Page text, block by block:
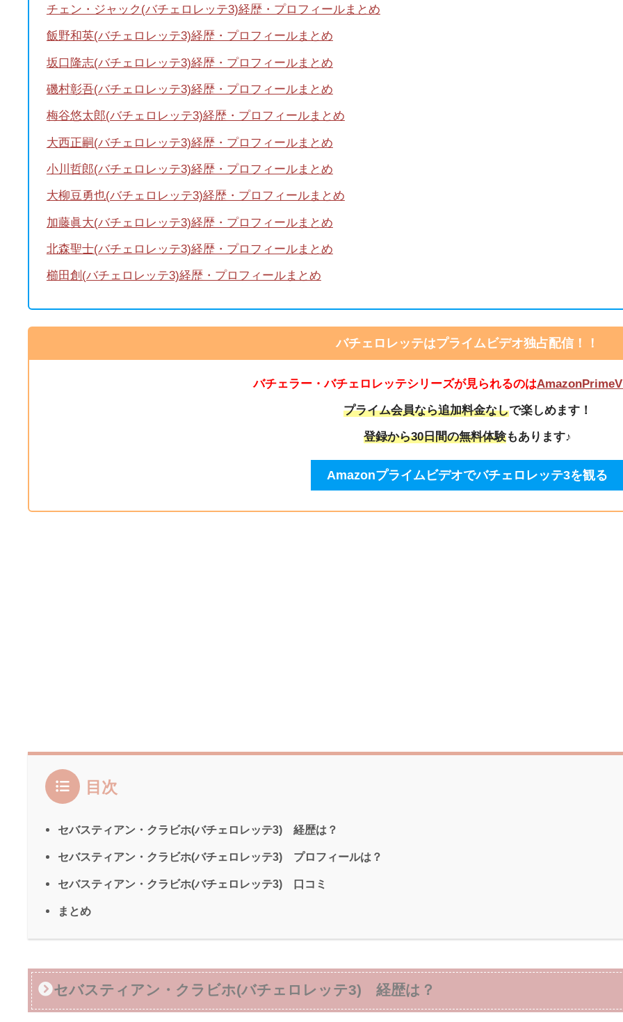
チェン・ジャック(バチェロレッテ3)経歴・プロフィールまとめ
飯野和英(バチェロレッテ3)経歴・プロフィールまとめ
坂口隆志(バチェロレッテ3)経歴・プロフィールまとめ
磯村彰吾(バチェロレッテ3)経歴・プロフィールまとめ
梅谷悠太郎(バチェロレッテ3)経歴・プロフィールまとめ
大西正嗣(バチェロレッテ3)経歴・プロフィールまとめ
小川哲郎(バチェロレッテ3)経歴・プロフィールまとめ
大柳豆勇也(バチェロレッテ3)経歴・プロフィールまとめ
加藤眞大(バチェロレッテ3)経歴・プロフィールまとめ
北森聖士(バチェロレッテ3)経歴・プロフィールまとめ
櫛田創(バチェロレッテ3)経歴・プロフィールまとめ
バチェロレッテはプライムビデオ独占配信！！
バチェラー・バチェロレッテシリーズが見られるのは
プライム会員なら追加料金なしで楽しめます！
登録から30日間の無料体験もあります♪
Amazonプライムビデオでバチェロレッテ3を観る
目次
セバスティアン・クラビホ(バチェロレッテ3) 経歴は？
セバスティアン・クラビホ(バチェロレッテ3) プロフィールは？
セバスティアン・クラビホ(バチェロレッテ3) 口コミ
まとめ
セバスティアン・クラビホ(バチェロレッテ3) 経歴は？